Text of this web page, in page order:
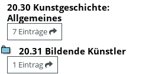
20.30 Kunstgeschichte:
Allgemeines
7 Einträge
20.31 Bildende Künstler
1 Eintrag